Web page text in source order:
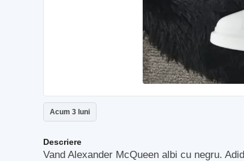
Acum 3 luni
Descriere
Vand Alexander McQueen albi cu negru.